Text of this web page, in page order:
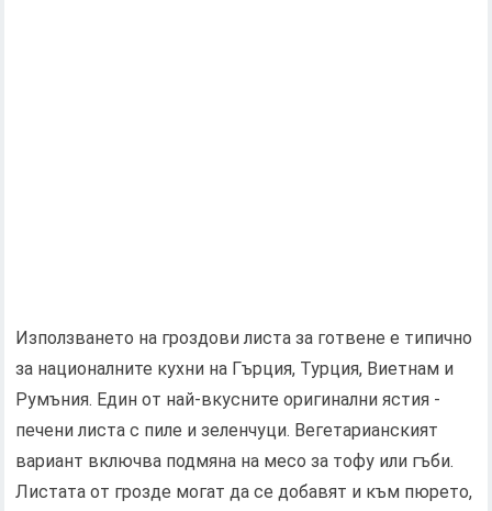
Използването на гроздови листа за готвене е типично
за националните кухни на Гърция, Турция, Виетнам и
Румъния. Един от най-вкусните оригинални ястия -
печени листа с пиле и зеленчуци. Вегетарианският
вариант включва подмяна на месо за тофу или гъби.
Листата от грозде могат да се добавят и към пюрето,